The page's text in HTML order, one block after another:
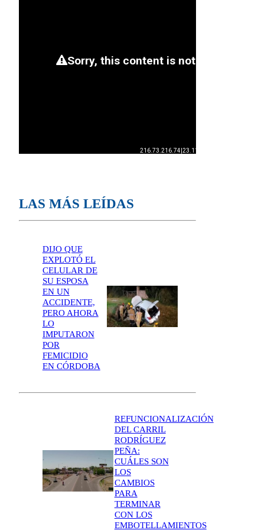
LAS MÁS LEÍDAS
DIJO QUE
EXPLOTÓ EL
CELULAR DE
SU ESPOSA
EN UN
ACCIDENTE,
PERO AHORA
LO
IMPUTARON
POR
FEMICIDIO
EN CÓRDOBA
REFUNCIONALIZACIÓN
DEL CARRIL
RODRÍGUEZ
PEÑA:
CUÁLES SON
LOS
CAMBIOS
PARA
TERMINAR
CON LOS
EMBOTELLAMIENTOS